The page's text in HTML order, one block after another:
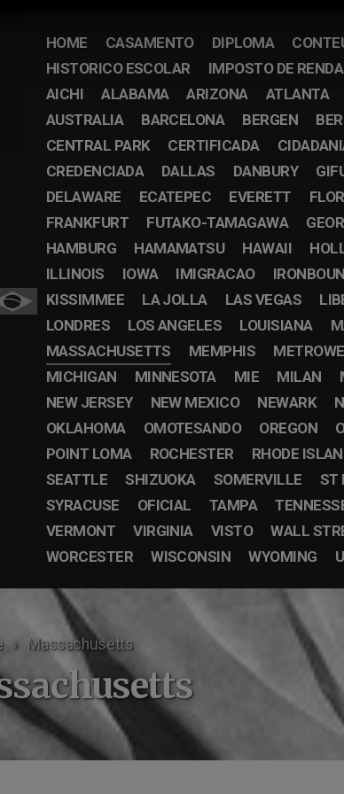
HOME CASAMENTO DIPLOMA
HISTORICO ESCOLAR
IMPOSTO DE RENDA
AICHI
ALABAMA ARIZONA ATLANTA
AUSTRALIA
BARCELONA BERGEN
CENTRAL PARK
CERTIFICADA
CREDENCIADA
DALLAS DANBURY
DELAWARE
ECATEPEC EVERETT
FRANKFURT
FUTAKO-TAMAGAWA
HAMBURG
HAMAMATSU HAWAII
ILLINOIS
IOWA IMIGRACAO
KISSIMMEE
LA JOLLA LAS VEGAS
LONDRES
LOS ANGELES LOUISIANA
MASSACHUSETTS
MEMPHIS
MICHIGAN
MINNESOTA MIE MILAN
NEW JERSEY
NEW MEXICO NEWARK
OKLAHOMA
OMOTESANDO OREGON
POINT LOMA
ROCHESTER RHODE
SEATTLE
SHIZUOKA SOMERVILLE ST
SYRACUSE
OFICIAL TAMPA
VERMONT
VIRGINIA VISTO WALL
WORCESTER
WISCONSIN WYOMING
Massachusetts